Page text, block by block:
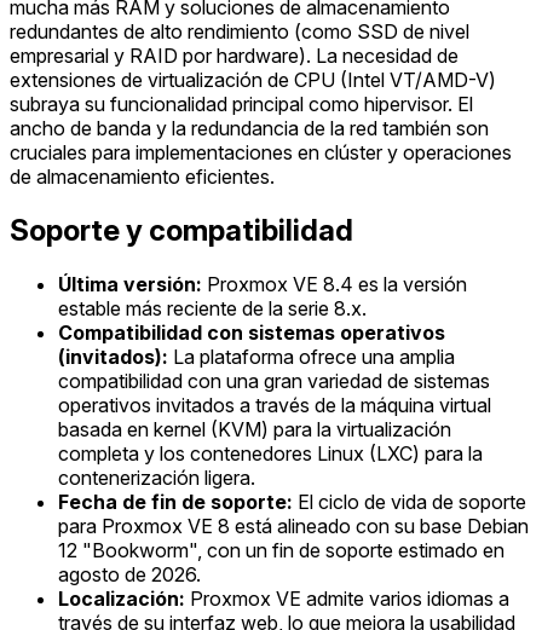
mucha más RAM y soluciones de almacenamiento
redundantes de alto rendimiento (como SSD de nivel
empresarial y RAID por hardware). La necesidad de
extensiones de virtualización de CPU (Intel VT/AMD-V)
subraya su funcionalidad principal como hipervisor. El
ancho de banda y la redundancia de la red también son
cruciales para implementaciones en clúster y operaciones
de almacenamiento eficientes.
Soporte y compatibilidad
Última versión: Proxmox VE 8.4 es la versión
estable más reciente de la serie 8.x.
Compatibilidad con sistemas operativos
(invitados): La plataforma ofrece una amplia
compatibilidad con una gran variedad de sistemas
operativos invitados a través de la máquina virtual
basada en kernel (KVM) para la virtualización
completa y los contenedores Linux (LXC) para la
contenerización ligera.
Fecha de fin de soporte: El ciclo de vida de soporte
para Proxmox VE 8 está alineado con su base Debian
12 "Bookworm", con un fin de soporte estimado en
agosto de 2026.
Localización: Proxmox VE admite varios idiomas a
través de su interfaz web, lo que mejora la usabilidad